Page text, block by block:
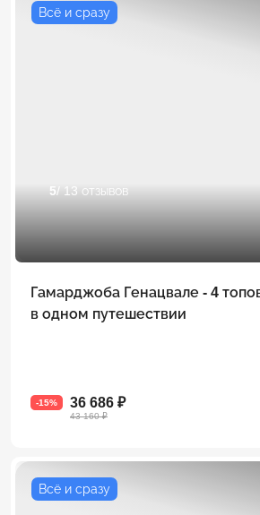
Всё и сразу
5/ 13 отзывов
Гамарджоба Генацвале - 4
в одном путешествии
-15% 36 686 ₽
43 160 ₽
Всё и сразу